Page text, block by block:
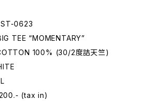
0623
TEE “MOMENTARY”
100% (30/2度詰天竺)
(tax in)